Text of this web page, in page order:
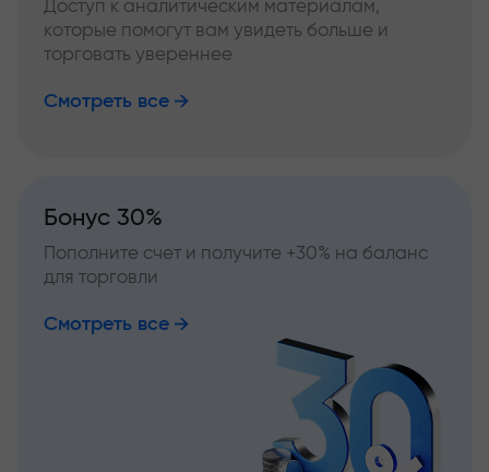
Доступ к аналитическим материалам,
которые помогут вам увидеть больше и
торговать увереннее
Смотреть все
Бонус 30%
Пополните счет и получите +30% на баланс
для торговли
Смотреть все